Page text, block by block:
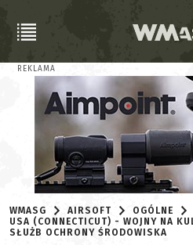
REKLAMA
WMASG AIRSOFT
OGÓLNE
USA (CONNECTICUT) - WOJNY NA
SŁUŻB OCHRONY ŚRODOWISKA